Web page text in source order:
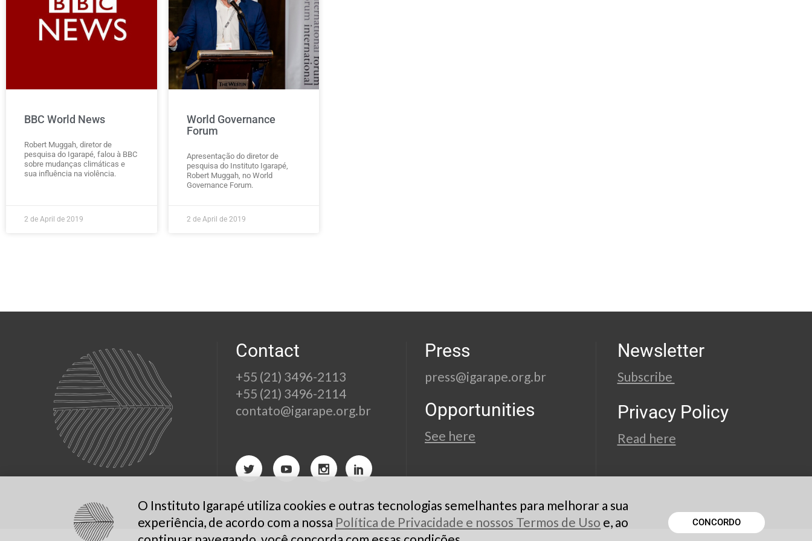
BBC World News
Robert Muggah, diretor de
pesquisa do Igarapé, falou à BBC
sobre mudanças climáticas e
sua influência na violência.
2 de April de 2019
World Governance
Forum
Apresentação do diretor de
pesquisa do Instituto Igarapé,
Robert Muggah, no World
Governance Forum.
2 de April de 2019
Contact
+55 (21) 3496-2113
+55 (21) 3496-2114
contato@igarape.org.br
Press
press@igarape.org.br
Opportunities
See here
Newsletter
Subscribe
Privacy Policy
Read here
O Instituto Igarapé utiliza cookies e outras tecnologias semelhantes para melhorar a sua
experiência, de acordo com a nossa Política de Privacidade e nossos Termos de Uso e, ao
CONCORDO